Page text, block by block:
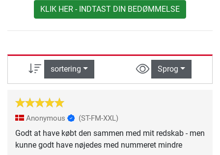
KLIK HER - INDTAST DIN BEDØMMELSE
sortering Sprog
Anonymous (ST-FM-XXL)
Godt at have købt den sammen med mit redskab - men
kunne godt have nøjedes med nummeret mindre